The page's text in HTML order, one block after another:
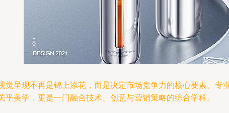
觉呈现不再是锦上添花，而是决定市场竞争力的核心要素。专
美学，更是一门融合技术、创意与营销策略的综合学科。